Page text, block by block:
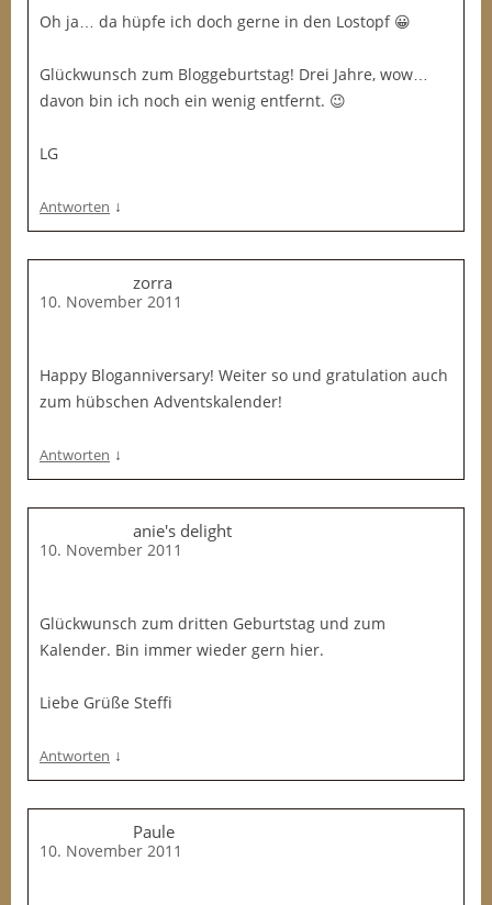
Oh ja… da hüpfe ich doch gerne in den Lostopf 😀
Glückwunsch zum Bloggeburtstag! Drei Jahre, wow…
davon bin ich noch ein wenig entfernt. 😉
LG
Antworten ↓
zorra
10. November 2011
Happy Bloganniversary! Weiter so und gratulation auch
zum hübschen Adventskalender!
Antworten ↓
anie's delight
10. November 2011
Glückwunsch zum dritten Geburtstag und zum
Kalender. Bin immer wieder gern hier.
Liebe Grüße Steffi
Antworten ↓
Paule
10. November 2011